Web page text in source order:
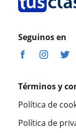
Seguinos en
Términos y
Política de
Política de